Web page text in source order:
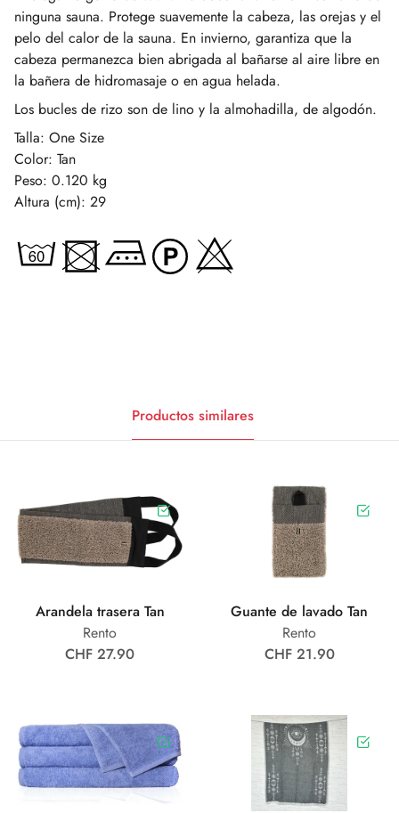
ninguna sauna. Protege suavemente la cabeza, las orejas y el
pelo del calor de la sauna. En invierno, garantiza que la
cabeza permanezca bien abrigada al bañarse al aire libre en
la bañera de hidromasaje o en agua helada.
Los bucles de rizo son de lino y la almohadilla, de algodón.
Talla: One Size
Color: Tan
Peso: 0.120 kg
Altura (cm): 29
Productos similares
Arandela trasera Tan
Rento
CHF 27.90
Guante de lavado Tan
Rento
CHF 21.90